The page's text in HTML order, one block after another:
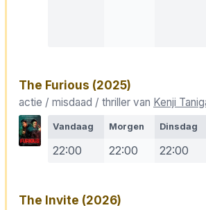
The Furious (2025)
actie / misdaad / thriller van Kenji
Vandaag Morgen Dinsdag
22:00 22:00 22:00
The Invite (2026)